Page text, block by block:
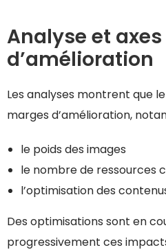
Analyse et axes
d’amélioration
Les analyses montrent que
marges d’amélioration,
le poids des images
le nombre de ressources
l’optimisation des
Des optimisations sont en
progressivement ces